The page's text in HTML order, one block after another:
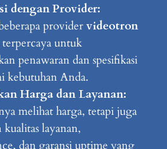
dengan Provider:
providervideotron
untuk
penawaran dan spesifikasi
kebutuhan Anda.
Harga dan Layanan:
melihat harga, tetapi juga
layanan,
dan garansi uptime yang